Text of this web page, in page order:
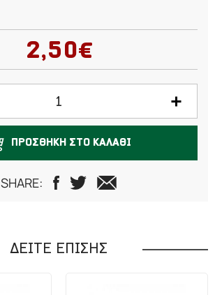
2,50€
ΠΡΟΣΘΗΚΗ ΣΤΟ ΚΑΛΑΘΙ
SHARE:
ΔΕΙΤΕ ΕΠΙΣΗΣ